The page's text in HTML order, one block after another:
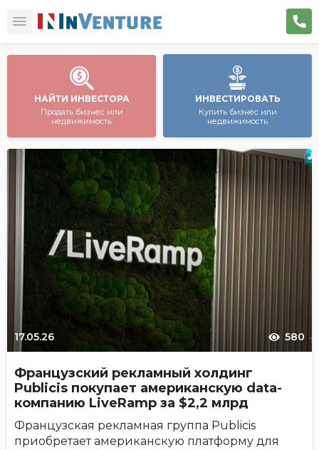
НАЙТИ ИНВЕСТОРА
Продать бизнес или
недвижимость
ИНВЕСТИРОВАТЬ
Купить бизнес или
недвижимость
17.05.26 580
Французский рекламный холдинг
Publicis покупает американскую data-
компанию LiveRamp за $2,2 млрд
Французская рекламная группа Publicis
приобретает американскую платформу для